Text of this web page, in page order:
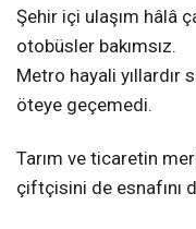
Şehir içi ulaşım hâlâ
otobüsler bakımsız.
Metro hayali
öteye geçemedi.
Tarım ve ticaretin
çiftçisini de esnafını